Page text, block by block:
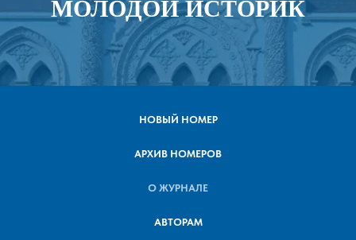
МОЛОДОЙ ИСТОРИК
НОВЫЙ НОМЕР
АРХИВ НОМЕРОВ
О ЖУРНАЛЕ
АВТОРАМ